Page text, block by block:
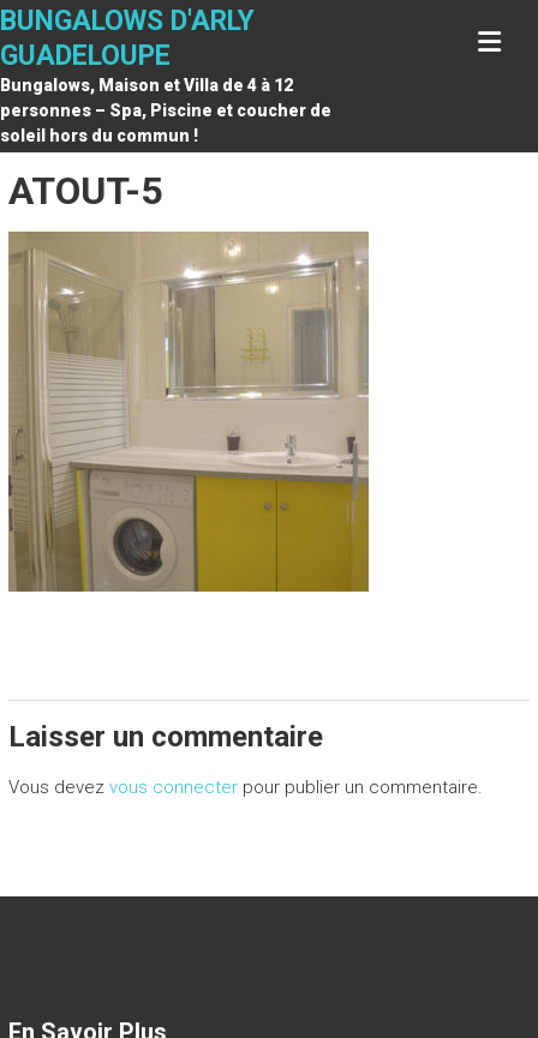
Skip
content
BUNGALOWS D'ARLY
GUADELOUPE
Bungalows, Maison et Villa de 4 à 12
personnes – Spa, Piscine et coucher de
soleil hors du commun !
ATOUT-5
Laisser un commentaire
Vous devez vous connecterpour publier un commentaire.
En Savoir Plus